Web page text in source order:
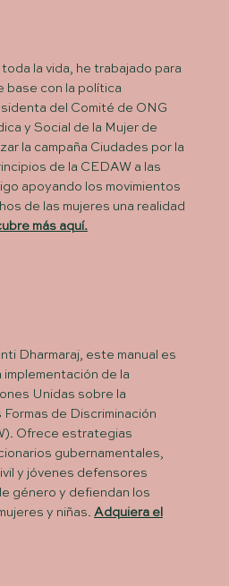
la vida, he trabajado para
base con la política
del Comité de ONG
y Social de la Mujer de
la campaña Ciudades por la
de la CEDAW a las
apoyando los movimientos
de las mujeres una realidad
más aquí.
Dharmaraj, este manual es
implementación de la
Unidas sobre la
Formas de Discriminación
Ofrece estrategias
gubernamentales,
y jóvenes defensores
género y defiendan los
y niñas. Adquiera el